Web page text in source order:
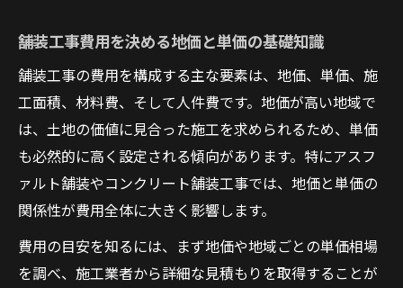
舗装工事費用を決める地価と単価の基礎知識
舗装工事の費用を構成する主な要素は、地価、単価、施
工面積、材料費、そして人件費です。地価が高い地域で
は、土地の価値に見合った施工を求められるため、単価
も必然的に高く設定される傾向があります。特にアスフ
ァルト舗装やコンクリート舗装工事では、地価と単価の
関係性が費用全体に大きく影響します。
費用の目安を知るには、まず地価や地域ごとの単価相場
を調べ、施工業者から詳細な見積もりを取得することが